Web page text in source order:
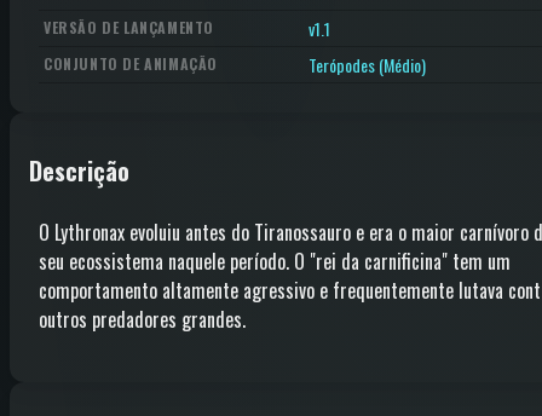
VERSÃO DE LANÇAMENTO v1.1
CONJUNTO DE ANIMAÇÃO Terópodes (Médio)
Descrição
O Lythronax evoluiu antes do Tiranossauro e era o maior carnívoro
seu ecossistema naquele período. O "rei da carnificina" tem um
comportamento altamente agressivo e frequentemente lutava
outros predadores grandes.